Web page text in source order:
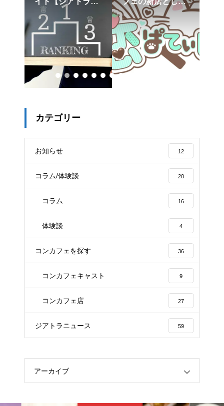
ス】アクセスラン
キング
『初恋ぱてぃしえ
ーる』来年1月中
旬オープン予定と
発表
カテゴリー
お知らせ 12
コラム/体験談 20
コラム 16
体験談 4
コンカフェを探す 36
コンカフェキャスト 9
コンカフェ店 27
ジアトラニュース 59
アーカイブ